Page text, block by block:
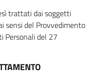
trattati dai soggetti
sensi del Provvedimento
Personali del 27